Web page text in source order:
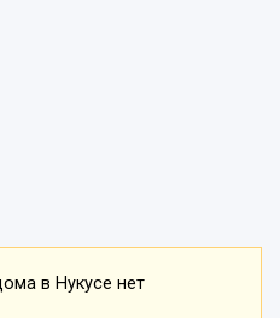
в Нукусе нет